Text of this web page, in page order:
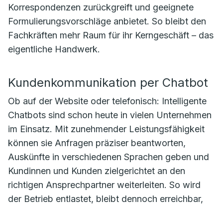
Korrespondenzen zurückgreift und geeignete
Formulierungsvorschläge anbietet. So bleibt den
Fachkräften mehr Raum für ihr Kerngeschäft – das
eigentliche Handwerk.
Kundenkommunikation per Chatbot
Ob auf der Website oder telefonisch: Intelligente
Chatbots sind schon heute in vielen Unternehmen
im Einsatz. Mit zunehmender Leistungsfähigkeit
können sie Anfragen präziser beantworten,
Auskünfte in verschiedenen Sprachen geben und
Kundinnen und Kunden zielgerichtet an den
richtigen Ansprechpartner weiterleiten. So wird
der Betrieb entlastet, bleibt dennoch erreichbar,